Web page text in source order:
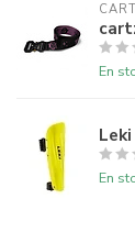
En
En